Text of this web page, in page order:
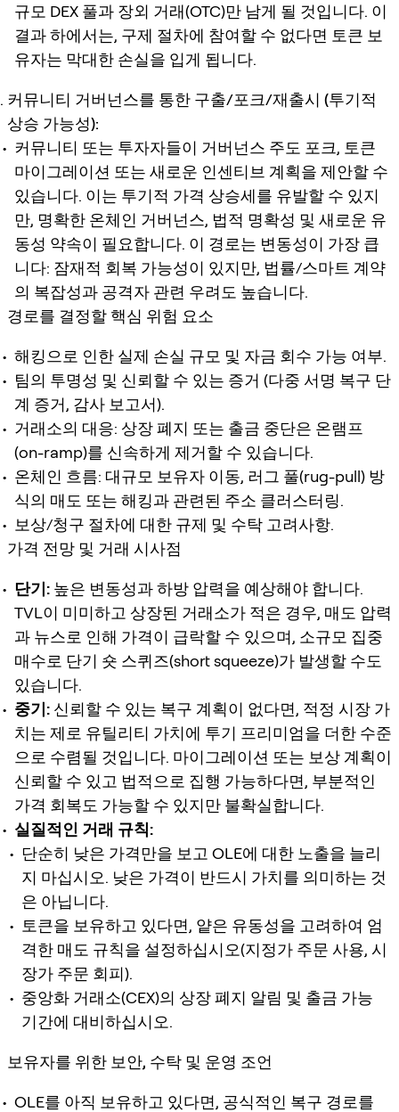
규모 DEX 풀과 장외 거래(OTC)만 남게 될 것입니다. 이
결과 하에서는, 구제 절차에 참여할 수 없다면 토큰 보
유자는 막대한 손실을 입게 됩니다.
커뮤니티 거버넌스를 통한 구출/포크/재출시 (투기적
상승 가능성):
커뮤니티 또는 투자자들이 거버넌스 주도 포크, 토큰
마이그레이션 또는 새로운 인센티브 계획을 제안할 수
있습니다. 이는 투기적 가격 상승세를 유발할 수 있지
만, 명확한 온체인 거버넌스, 법적 명확성 및 새로운 유
동성 약속이 필요합니다. 이 경로는 변동성이 가장 큽
니다: 잠재적 회복 가능성이 있지만, 법률/스마트 계약
의 복잡성과 공격자 관련 우려도 높습니다.
경로를 결정할 핵심 위험 요소
해킹으로 인한 실제 손실 규모 및 자금 회수 가능 여부.
팀의 투명성 및 신뢰할 수 있는 증거 (다중 서명 복구 단
계 증거, 감사 보고서).
거래소의 대응: 상장 폐지 또는 출금 중단은 온램프
(on-ramp)를 신속하게 제거할 수 있습니다.
온체인 흐름: 대규모 보유자 이동, 러그 풀(rug-pull) 방
식의 매도 또는 해킹과 관련된 주소 클러스터링.
보상/청구 절차에 대한 규제 및 수탁 고려사항.
가격 전망 및 거래 시사점
단기: 높은 변동성과 하방 압력을 예상해야 합니다.
TVL이 미미하고 상장된 거래소가 적은 경우, 매도 압력
과 뉴스로 인해 가격이 급락할 수 있으며, 소규모 집중
매수로 단기 숏 스퀴즈(short squeeze)가 발생할 수도
있습니다.
중기: 신뢰할 수 있는 복구 계획이 없다면, 적정 시장 가
치는 제로 유틸리티 가치에 투기 프리미엄을 더한 수준
으로 수렴될 것입니다. 마이그레이션 또는 보상 계획이
신뢰할 수 있고 법적으로 집행 가능하다면, 부분적인
가격 회복도 가능할 수 있지만 불확실합니다.
실질적인 거래 규칙:
단순히 낮은 가격만을 보고 OLE에 대한 노출을 늘리
지 마십시오. 낮은 가격이 반드시 가치를 의미하는 것
은 아닙니다.
토큰을 보유하고 있다면, 얕은 유동성을 고려하여 엄
격한 매도 규칙을 설정하십시오(지정가 주문 사용, 시
장가 주문 회피).
중앙화 거래소(CEX)의 상장 폐지 알림 및 출금 가능
기간에 대비하십시오.
보유자를 위한 보안, 수탁 및 운영 조언
OLE를 아직 보유하고 있다면, 공식적인 복구 경로를